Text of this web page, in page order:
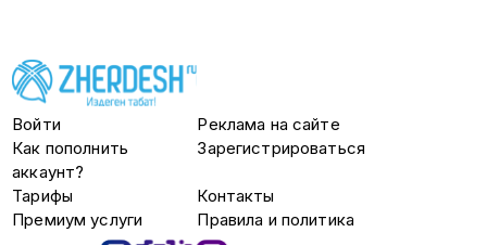
Войти
Реклама на сайте
Как пополнить
аккаунт?
Зарегистрироваться
Тарифы
Контакты
Премиум услуги
Правила и политика